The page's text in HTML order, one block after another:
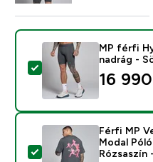
Termék
MP férfi
nadrág -
16
Termék
Férfi MP
Modal
Rózsaszín